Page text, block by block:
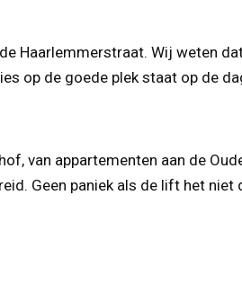
Haarlemmerstraat. Wij weten
op de goede plek staat op de
van appartementen aan de
Geen paniek als de lift het niet